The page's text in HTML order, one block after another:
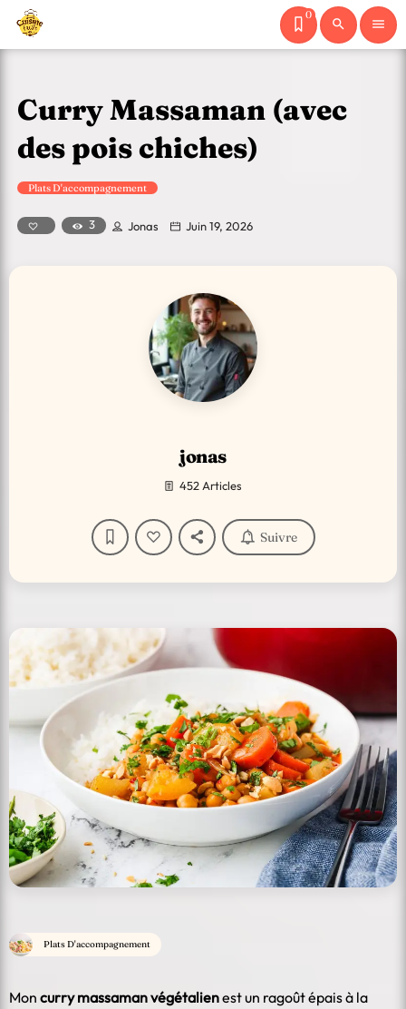
0
search menu
Curry Massaman (avec
des pois chiches)
Plats D'accompagnement
3 Jonas Juin 19, 2026
jonas
452 Articles
Suivre
Plats D'accompagnement
Mon curry massaman végétalienest un ragoût épais à la